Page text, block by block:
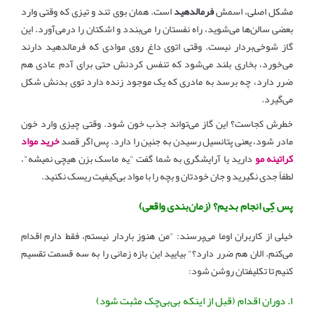
مشکل اصلی، اسمشفرمالدهیداست. همان بوی تند و تیزی که وقتی وارد
بعضی سالن‌ها می‌شوید، راه نفستان را می‌بندد و اشکتان را درمی‌آورد. این
گاز شوخی‌بردار نیست. وقتی اتوی داغ روی موادی که فرمالدهید دارند
می‌خورد، بخاری بلند می‌شود که تنفس کردنش حتی برای آدم عادی هم
ضرر دارد، چه برسد به مادری که یک موجود زنده دارد توی بدنش شکل
می‌گیرد.
خطرش کجاست؟ این گاز می‌تواند جذب خون شود. وقتی چیزی وارد خون
مادر شود، یعنی پتانسیل رسیدن به جنین را دارد. پس اگر قصدخرید مواد
کراتینه مودارید یا آرایشگری به شما گفت "یه ماسک بزن هیچی نمیشه"،
لطفاً جدی نگیرید و جان خودتان و بچه را با مواد بی‌کیفیت ریسک نکنید.
پس کِی انجام بدیم؟ (زمان‌بندی واقعی)
خیلی از کاربران اوما می‌پرسند: "من هنوز باردار نیستم، فقط دارم اقدام
می‌کنم. الان هم ضرر دارد؟" بیایید این بازه زمانی را به سه قسمت تقسیم
کنیم تا تکلیفتان روشن شود:
۱. دوران اقدام (قبل از اینکه بی‌بی‌چک مثبت شود)